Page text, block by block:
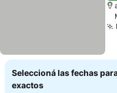
Seleccioná las fechas
exactos